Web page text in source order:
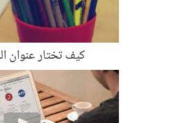
كيف تختار عنوان